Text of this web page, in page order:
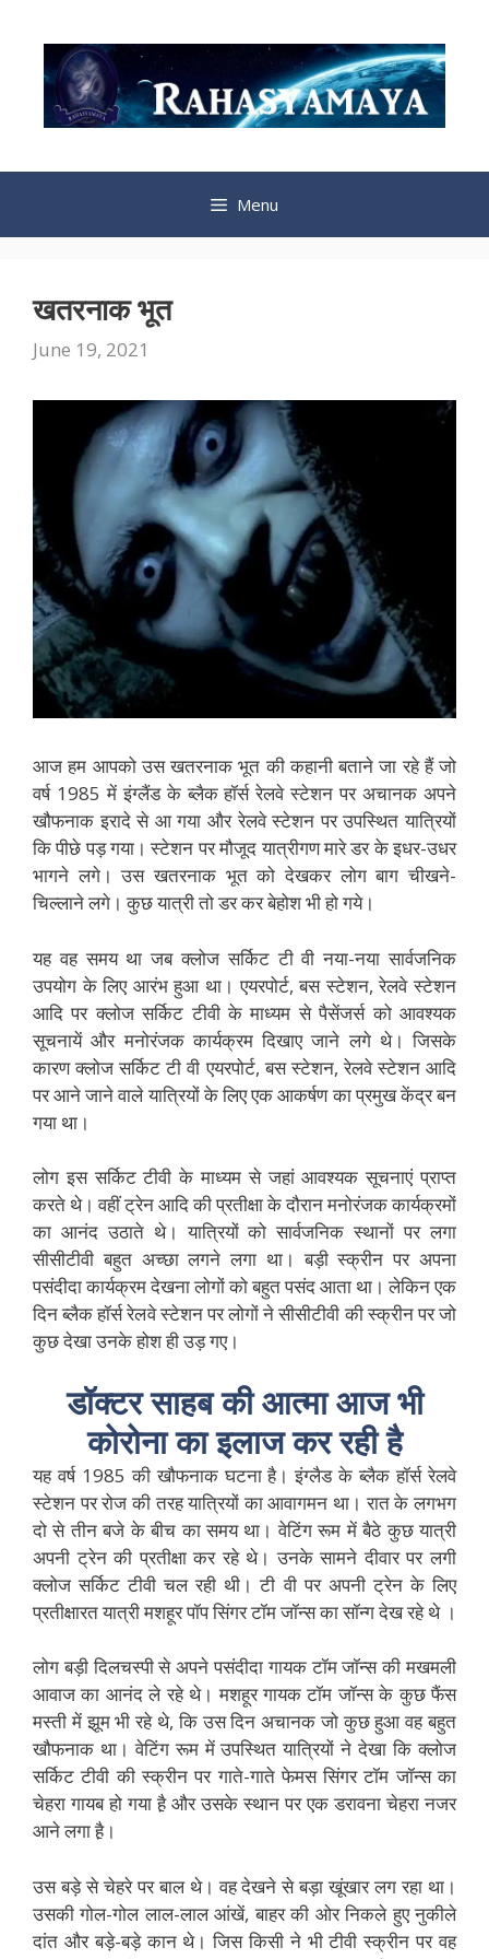
content
Menu
खतरनाक भूत
June 19, 2021
आज हम आपको उस खतरनाक भूत की कहानी बताने जा रहे हैं जो
वर्ष 1985 में इंग्लैंड के ब्लैक हॉर्स रेलवे स्टेशन पर अचानक अपने
खौफनाक इरादे से आ गया और रेलवे स्टेशन पर उपस्थित यात्रियों
कि पीछे पड़ गया। स्टेशन पर मौजूद यात्रीगण मारे डर के इधर-उधर
भागने लगे। उस खतरनाक भूत को देखकर लोग बाग चीखने-
चिल्लाने लगे। कुछ यात्री तो डर कर बेहोश भी हो गये।
यह वह समय था जब क्लोज सर्किट टी वी नया-नया सार्वजनिक
उपयोग के लिए आरंभ हुआ था। एयरपोर्ट, बस स्टेशन, रेलवे स्टेशन
आदि पर क्लोज सर्किट टीवी के माध्यम से पैसेंजर्स को आवश्यक
सूचनायें और मनोरंजक कार्यक्रम दिखाए जाने लगे थे। जिसके
कारण क्लोज सर्किट टी वी एयरपोर्ट, बस स्टेशन, रेलवे स्टेशन आदि
पर आने जाने वाले यात्रियों के लिए एक आकर्षण का प्रमुख केंद्र बन
गया था।
लोग इस सर्किट टीवी के माध्यम से जहां आवश्यक सूचनाएं प्राप्त
करते थे। वहीं ट्रेन आदि की प्रतीक्षा के दौरान मनोरंजक कार्यक्रमों
का आनंद उठाते थे। यात्रियों को सार्वजनिक स्थानों पर लगा
सीसीटीवी बहुत अच्छा लगने लगा था। बड़ी स्क्रीन पर अपना
पसंदीदा कार्यक्रम देखना लोगों को बहुत पसंद आता था। लेकिन एक
दिन ब्लैक हॉर्स रेलवे स्टेशन पर लोगों ने सीसीटीवी की स्क्रीन पर जो
कुछ देखा उनके होश ही उड़ गए।
डॉक्टर साहब की आत्मा आज भी
कोरोना का इलाज कर रही है
यह वर्ष 1985 की खौफनाक घटना है। इंग्लैड के ब्लैक हॉर्स रेलवे
स्टेशन पर रोज की तरह यात्रियों का आवागमन था। रात के लगभग
दो से तीन बजे के बीच का समय था। वेटिंग रूम में बैठे कुछ यात्री
अपनी ट्रेन की प्रतीक्षा कर रहे थे। उनके सामने दीवार पर लगी
क्लोज सर्किट टीवी चल रही थी। टी वी पर अपनी ट्रेन के लिए
प्रतीक्षारत यात्री मशहूर पॉप सिंगर टॉम जॉन्स का सॉन्ग देख रहे थे ।
लोग बड़ी दिलचस्पी से अपने पसंदीदा गायक टॉम जॉन्स की मखमली
आवाज का आनंद ले रहे थे। मशहूर गायक टॉम जॉन्स के कुछ फैंस
मस्ती में झूम भी रहे थे, कि उस दिन अचानक जो कुछ हुआ वह बहुत
खौफनाक था। वेटिंग रूम में उपस्थित यात्रियों ने देखा कि क्लोज
सर्किट टीवी की स्क्रीन पर गाते-गाते फेमस सिंगर टॉम जॉन्स का
चेहरा गायब हो गया है़ और उसके स्थान पर एक डरावना चेहरा नजर
आने लगा है़।
उस बड़े से चेहरे पर बाल थे। वह देखने से बड़ा खूंखार लग रहा था।
उसकी गोल-गोल लाल-लाल आंखें, बाहर की ओर निकले हुए नुकीले
दांत और बड़े-बड़े कान थे। जिस किसी ने भी टीवी स्क्रीन पर वह